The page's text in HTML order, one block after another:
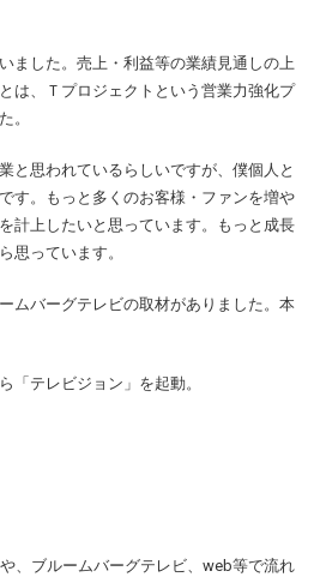
ました。売上・利益等の業績見通しの上
は、Ｔプロジェクトという営業力強化プ
。
と思われているらしいですが、僕個人と
す。もっと多くのお客様・ファンを増や
計上したいと思っています。もっと成長
思っています。
ムバーグテレビの取材がありました。本
「テレビジョン」を起動。
、ブルームバーグテレビ、web等で流れ